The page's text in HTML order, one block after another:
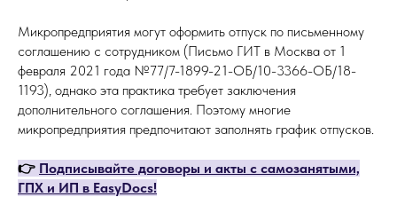
Микропредприятия могут оформить отпуск по письменному
соглашению с сотрудником (Письмо ГИТ в Москва от 1
февраля 2021 года №77/7-1899-21-ОБ/10-3366-ОБ/18-
1193), однако эта практика требует заключения
дополнительного соглашения. Поэтому многие
микропредприятия предпочитают заполнять график отпусков.
👉 Подписывайте договоры и акты с самозанятыми,
ГПХ и ИП в EasyDocs!